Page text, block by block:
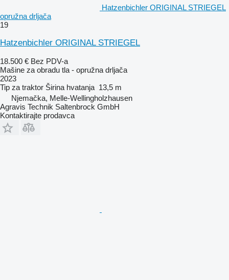
Hatzenbichler ORIGINAL STRIEGEL
opružna drljača
19
Hatzenbichler ORIGINAL STRIEGEL
18.500 € Bez PDV-a
Mašine za obradu tla - opružna drljača
2023
Tip za traktor Širina hvatanja 13,5 m
Njemačka, Melle-Wellingholzhausen
Agravis Technik Saltenbrock GmbH
Kontaktirajte prodavca